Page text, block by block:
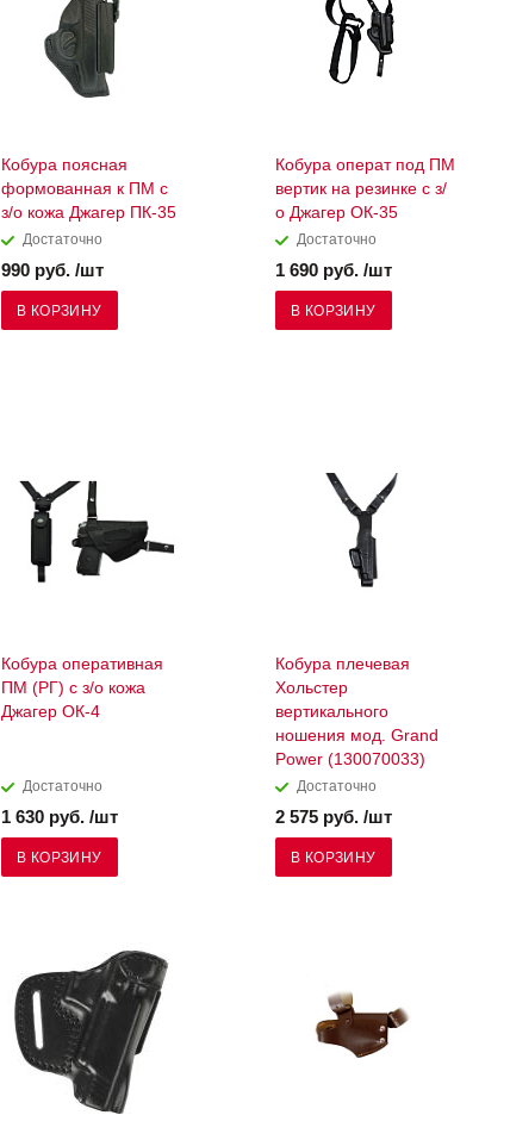
Кобура поясная
формованная к ПМ с
з/о кожа Джагер ПК-35
Достаточно
990 руб. /шт
В КОРЗИНУ
Кобура операт под ПМ
вертик на резинке с з/
о Джагер ОК-35
Достаточно
1 690 руб. /шт
В КОРЗИНУ
Кобура оперативная
ПМ (РГ) с з/о кожа
Джагер ОК-4
Достаточно
1 630 руб. /шт
В КОРЗИНУ
Кобура плечевая
Хольстер
вертикального
ношения мод. Grand
Power (130070033)
Достаточно
2 575 руб. /шт
В КОРЗИНУ